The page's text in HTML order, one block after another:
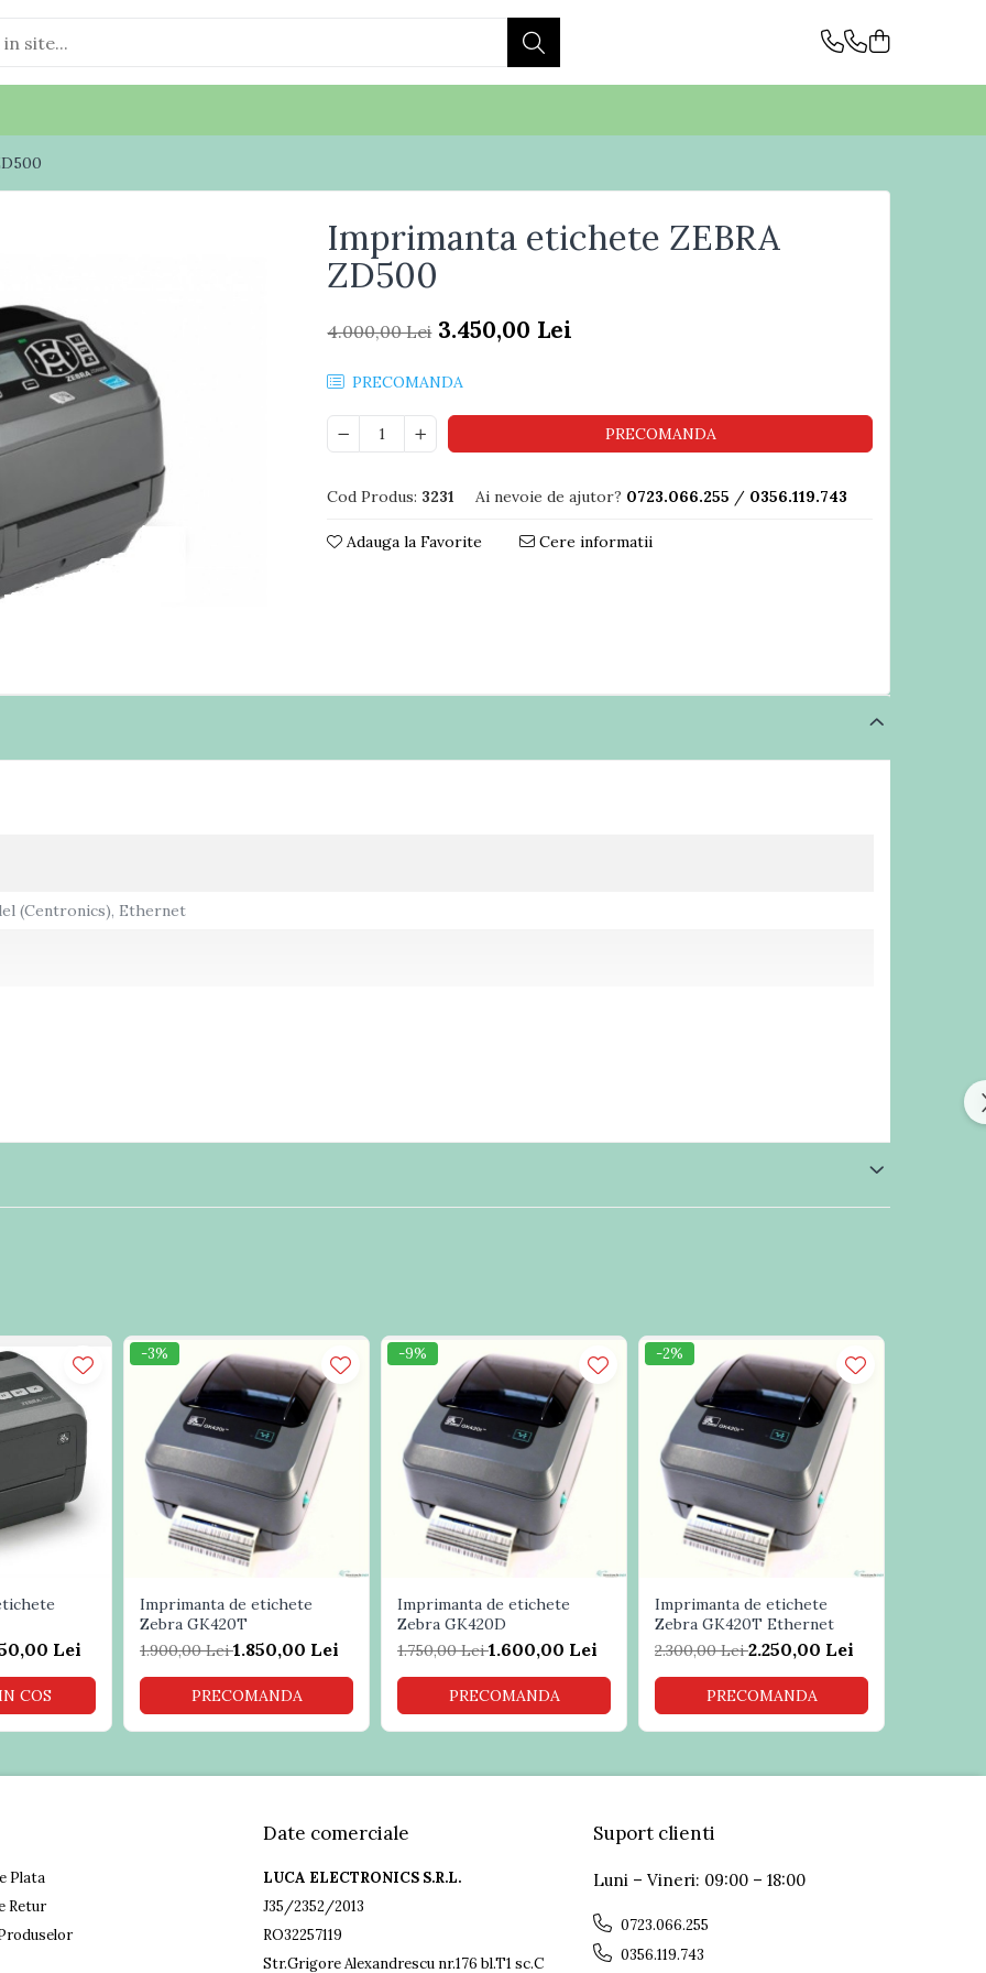
Imprimanta etichete ZEBRA
ZD500
4.000,00 Lei 3.450,00 Lei
PRECOMANDA
PRECOMANDA
Cod Produs: 3231 Ai nevoie de ajutor? 0723.066.255 / 0356.119.743
Adauga la Favorite Cere informatii
(Centronics), Ethernet
127 mm
mm, 37.1 mm, 76 mm
mm
2 of 5, Interleaved 2 of 5, LOGMARS, MSI, Codabar, and GS1 DataBar (formerly RSS)
- Soft creare etichete
Lei
COS
-3%
Imprimanta de etichete
Zebra GK420T
1.900,00 Lei1.850,00 Lei
PRECOMANDA
-9%
Imprimanta de etichete
Zebra GK420D
1.750,00 Lei1.600,00 Lei
PRECOMANDA
-2%
Imprimanta de etichete
Zebra GK420T Ethernet
2.300,00 Lei2.250,00 Lei
PRECOMANDA
Plata
Retur
Date comerciale
LUCA ELECTRONICS S.R.L.
J35/2352/2013
RO32257119
Str.Grigore Alexandrescu nr.176 bl.T1 sc.C
Suport clienti
Luni – Vineri: 09:00 – 18:00
0723.066.255
0356.119.743